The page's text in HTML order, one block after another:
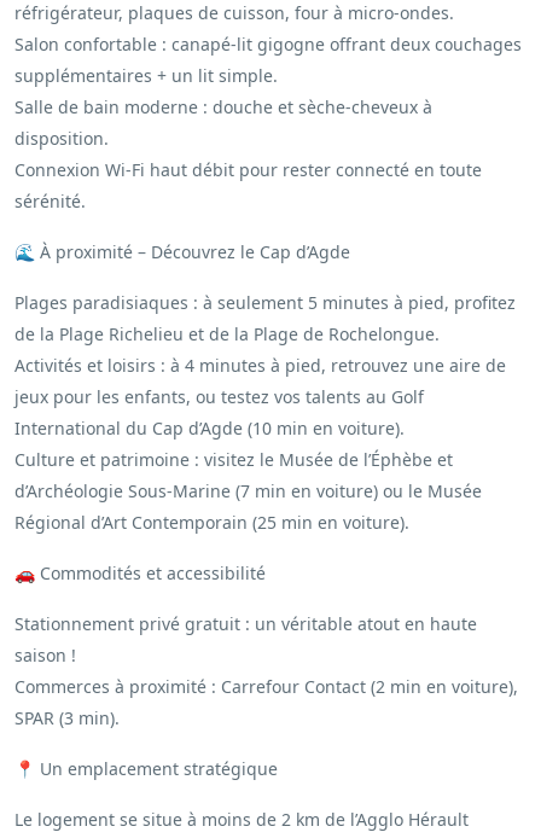
réfrigérateur, plaques de cuisson, four à micro-ondes.
Salon confortable : canapé-lit gigogne offrant deux couchages
supplémentaires + un lit simple.
Salle de bain moderne : douche et sèche-cheveux à
disposition.
Connexion Wi-Fi haut débit pour rester connecté en toute
sérénité.
🌊 À proximité – Découvrez le Cap d’Agde
Plages paradisiaques : à seulement 5 minutes à pied, profitez
de la Plage Richelieu et de la Plage de Rochelongue.
Activités et loisirs : à 4 minutes à pied, retrouvez une aire de
jeux pour les enfants, ou testez vos talents au Golf
International du Cap d’Agde (10 min en voiture).
Culture et patrimoine : visitez le Musée de l’Éphèbe et
d’Archéologie Sous-Marine (7 min en voiture) ou le Musée
Régional d’Art Contemporain (25 min en voiture).
🚗 Commodités et accessibilité
Stationnement privé gratuit : un véritable atout en haute
saison !
Commerces à proximité : Carrefour Contact (2 min en voiture),
SPAR (3 min).
📍 Un emplacement stratégique
Le logement se situe à moins de 2 km de l’Agglo Hérault